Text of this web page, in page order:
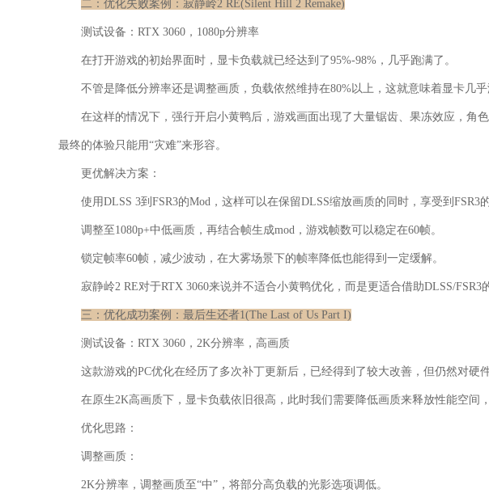
二：优化失败案例：寂静岭2 RE(Silent Hill 2 Remake)
测试设备：RTX 3060，1080p分辨率
在打开游戏的初始界面时，显卡负载就已经达到了95%-98%，几乎跑满了。
不管是降低分辨率还是调整画质，负载依然维持在80%以上，这就意味着显卡几
在这样的情况下，强行开启小黄鸭后，游戏画面出现了大量锯齿、果冻效应，角
最终的体验只能用“灾难”来形容。
更优解决方案：
使用DLSS 3到FSR3的Mod，这样可以在保留DLSS缩放画质的同时，享受到FSR3
调整至1080p+中低画质，再结合帧生成mod，游戏帧数可以稳定在60帧。
锁定帧率60帧，减少波动，在大雾场景下的帧率降低也能得到一定缓解。
寂静岭2 RE对于RTX 3060来说并不适合小黄鸭优化，而是更适合借助DLSS/FSR3
三：优化成功案例：最后生还者1(The Last of Us Part I)
测试设备：RTX 3060，2K分辨率，高画质
这款游戏的PC优化在经历了多次补丁更新后，已经得到了较大改善，但仍然对硬
在原生2K高画质下，显卡负载依旧很高，此时我们需要降低画质来释放性能空间
优化思路：
调整画质：
2K分辨率，调整画质至“中”，将部分高负载的光影选项调低。